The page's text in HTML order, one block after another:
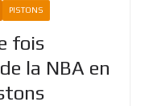
PISTONS
fois
la NBA en